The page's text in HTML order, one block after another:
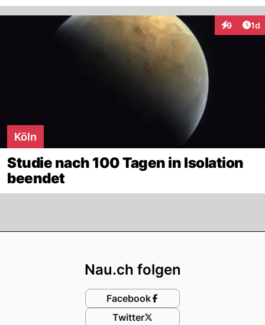
9 1d
Köln
Studie nach 100 Tagen in Isolation
beendet
Nau.ch folgen
Facebook
Twitter